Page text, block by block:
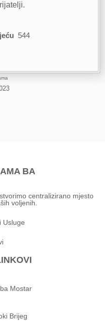
544
BA
centralizirano mjesto
voljenih.
Usluge
Mostar
Brijeg